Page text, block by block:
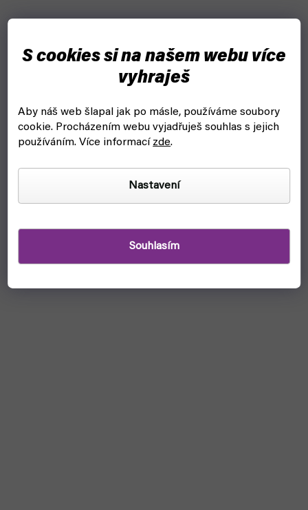
S cookies si na našem webu více
vyhraješ
Aby náš web šlapal jak po másle, používáme soubory
cookie. Procházením webu vyjadřuješ souhlas s jejich
používáním. Více informacízde.
Nastavení
Souhlasím